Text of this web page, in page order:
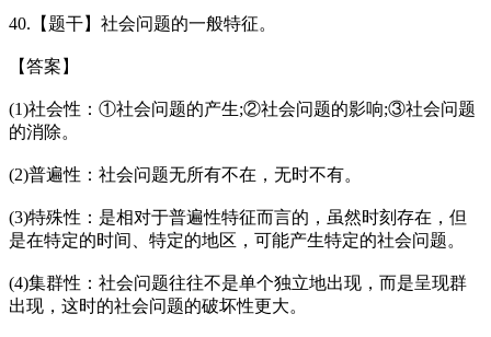
40.【题干】社会问题的一般特征。
【答案】
(1)社会性：①社会问题的产生;②社会问题的影响;③社会问题
的消除。
(2)普遍性：社会问题无所有不在，无时不有。
(3)特殊性：是相对于普遍性特征而言的，虽然时刻存在，但
是在特定的时间、特定的地区，可能产生特定的社会问题。
(4)集群性：社会问题往往不是单个独立地出现，而是呈现群
出现，这时的社会问题的破坏性更大。